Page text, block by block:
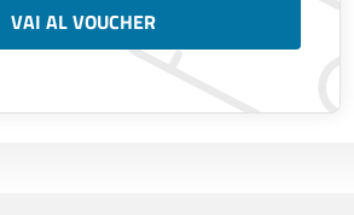
VAI AL VOUCHER